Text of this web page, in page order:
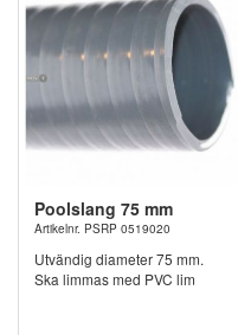
Poolslang 75 mm
Artikelnr. PSRP 0519020
Utvändig diameter 75 mm.
Ska limmas med PVC lim